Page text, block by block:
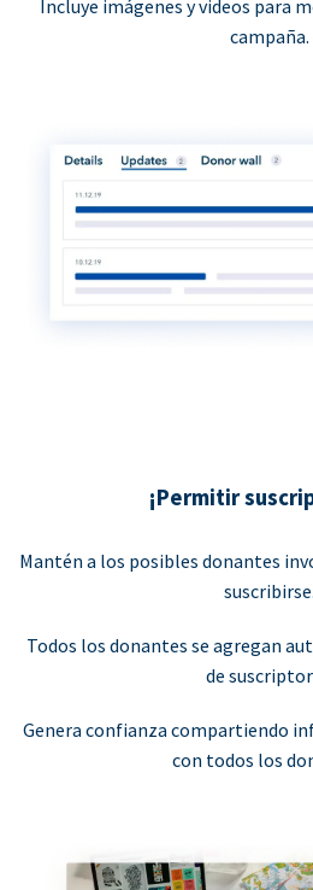
Incluye imágenes y videos para
campaña.
¡Permitir
Mantén a los posibles donantes
suscribirse.
Todos los donantes se agregan
de
Genera confianza compartiendo
con todos los